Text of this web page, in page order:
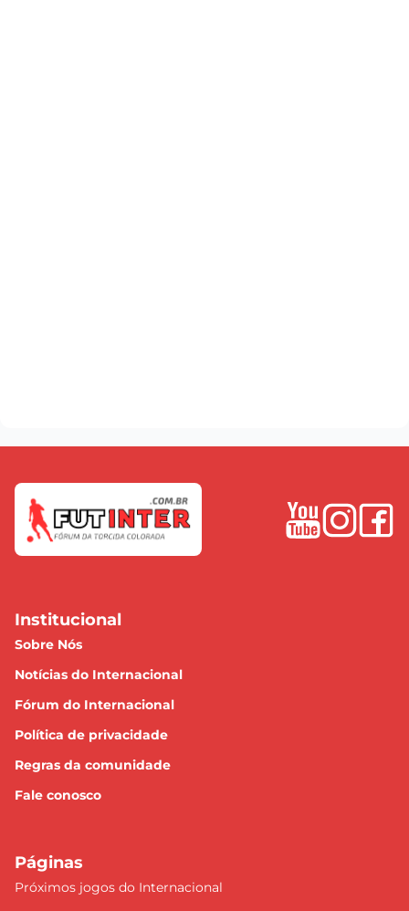
Institucional
Sobre Nós
Notícias do Internacional
Fórum do Internacional
Política de privacidade
Regras da comunidade
Fale conosco
Páginas
Próximos jogos do Internacional